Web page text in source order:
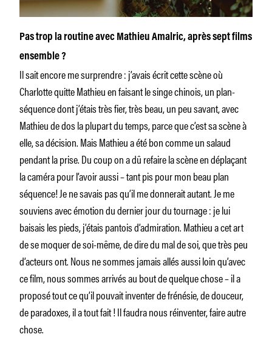
Pas trop la routine avec Mathieu Amalric, après sept films
ensemble ?
Il sait encore me surprendre : j’avais écrit cette scène où
Charlotte quitte Mathieu en faisant le singe chinois, un plan-
séquence dont j’étais très fier, très beau, un peu savant, avec
Mathieu de dos la plupart du temps, parce que c’est sa scène à
elle, sa décision. Mais Mathieu a été bon comme un salaud
pendant la prise. Du coup on a dû refaire la scène en déplaçant
la caméra pour l’avoir aussi – tant pis pour mon beau plan
séquence! Je ne savais pas qu’il me donnerait autant. Je me
souviens avec émotion du dernier jour du tournage : je lui
baisais les pieds, j’étais pantois d’admiration. Mathieu a cet art
de se moquer de soi-même, de dire du mal de soi, que très peu
d’acteurs ont. Nous ne sommes jamais allés aussi loin qu’avec
ce film, nous sommes arrivés au bout de quelque chose – il a
proposé tout ce qu’il pouvait inventer de frénésie, de douceur,
de paradoxes, il a tout fait ! Il faudra nous réinventer, faire autre
chose.